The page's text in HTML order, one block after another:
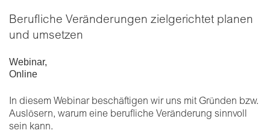
Berufliche Veränderungen zielgerichtet planen
und umsetzen
Webinar,
Online
In diesem Webinar beschäftigen wir uns mit Gründen bzw.
Auslösern, warum eine berufliche Veränderung sinnvoll
sein kann.